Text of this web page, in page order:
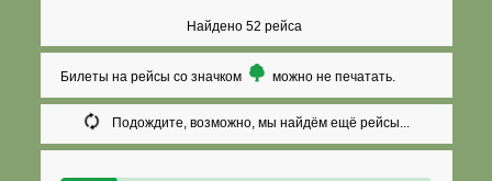
Найдено 52 рейса
Билеты на рейсы со значком можно не печатать.
Подождите, возможно, мы найдём ещё рейсы...